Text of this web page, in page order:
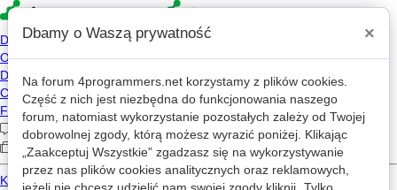
GR
gralusek
2026-08-06 11:46
2023-09-11 14:36
338 wizyt
Dbamy o Waszą prywatność ×
Na forum 4programmers.net korzystamy z plików cookies.
Część z nich jest niezbędna do funkcjonowania naszego
forum, natomiast wykorzystanie pozostałych zależy od Twojej
dobrowolnej zgody, którą możesz wyrazić poniżej. Klikając
„Zaakceptuj Wszystkie” zgadzasz się na wykorzystywanie
przez nas plików cookies analitycznych oraz reklamowych,